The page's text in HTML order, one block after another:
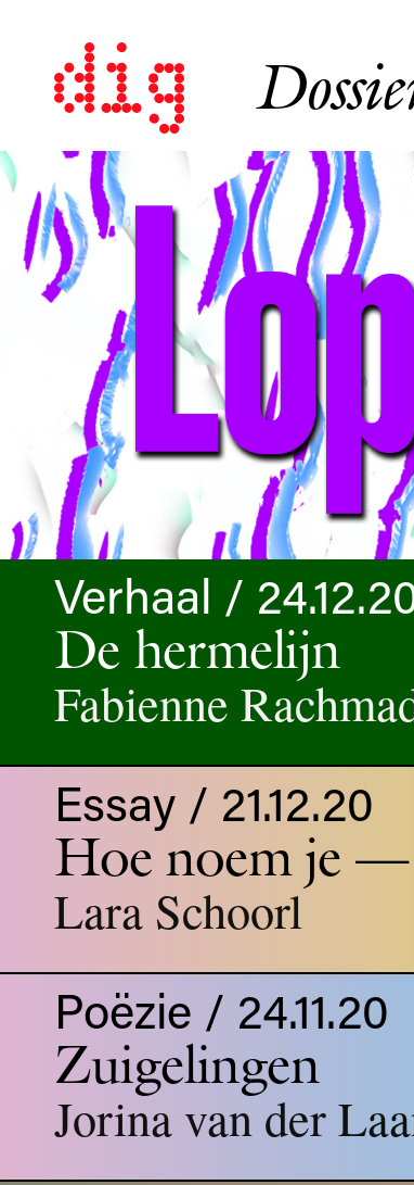
Verhaal /
De hermelijn
Fabienne
Essay / 21.12.20
Hoe noem je —
Lara Schoorl
Poëzie / 24.11.20
Zuigelingen
Jorina van der